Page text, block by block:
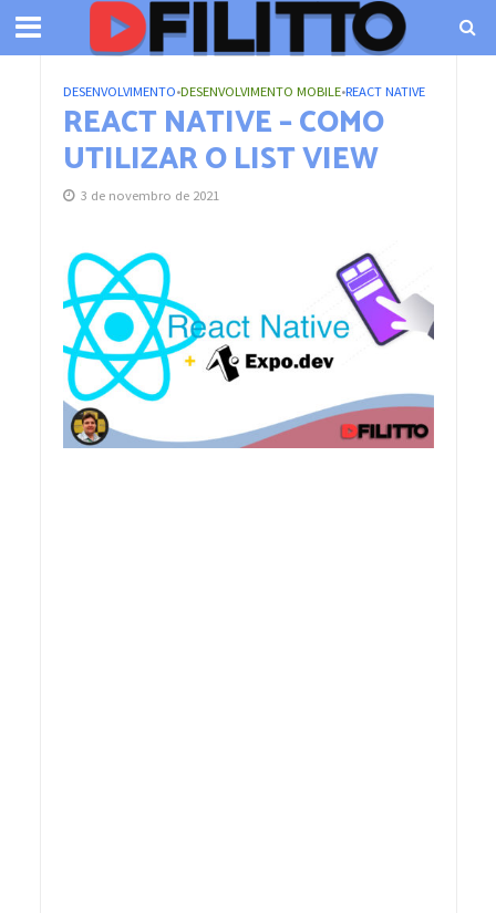
DESENVOLVIMENTO•DESENVOLVIMENTO MOBILE•REACT NATIVE
REACT NATIVE – COMO
UTILIZAR O LIST VIEW
3 de novembro de 2021